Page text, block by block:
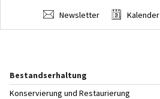
Newsletter Kalender
Bestandserhaltung
Konservierung und Restaurierung